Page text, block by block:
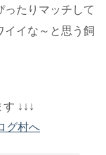
ったりマッチして
イイな～と思う飼
↓↓↓